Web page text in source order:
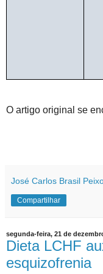
O artigo original se
José Carlos Brasil
Compartilhar
segunda-feira, 21 de
Dieta LCHF
esquizofrenia